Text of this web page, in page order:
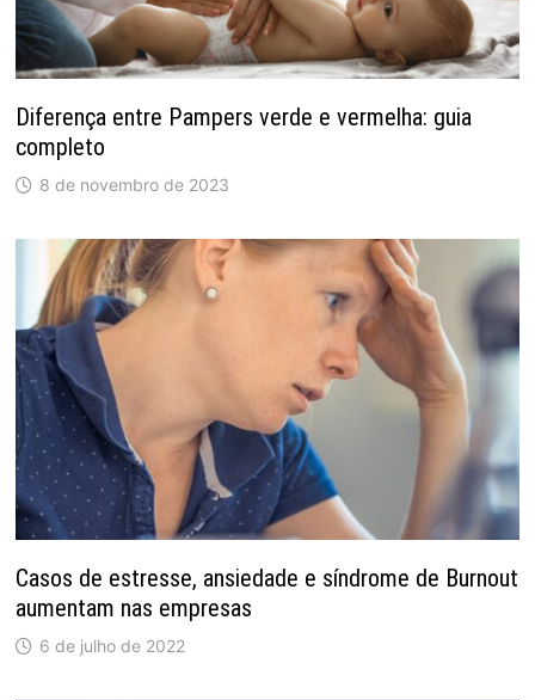
Diferença entre Pampers verde e vermelha: guia
completo
8 de novembro de 2023
Casos de estresse, ansiedade e síndrome de Burnout
aumentam nas empresas
6 de julho de 2022